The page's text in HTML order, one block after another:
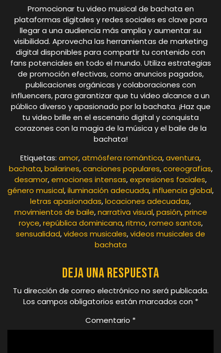
Promocionar tu video musical de bachata en
plataformas digitales y redes sociales es clave para
llegar a una audiencia más amplia y aumentar su
visibilidad. Aprovecha las herramientas de marketing
digital disponibles para compartir tu contenido con
fans potenciales en todo el mundo. Utiliza estrategias
de promoción efectivas, como anuncios pagados,
publicaciones orgánicas y colaboraciones con
influencers, para garantizar que tu video alcance a un
público diverso y apasionado por la bachata. ¡Haz que
tu video brille en el escenario digital y conquista
corazones con la magia de la música y el baile de la
bachata!
Etiquetas: amor,atmósfera romántica,aventura,
bachata,bailarines,canciones populares,coreografías,
desamor,emociones intensas,expresiones faciales,
género musical,iluminación adecuada,influencia global,
letras apasionadas,locaciones adecuadas,
movimientos de baile,narrativa visual,pasión,prince
royce,república dominicana,ritmo,romeo santos,
sensualidad,videos musicales,videos musicales de
bachata
Deja una respuesta
Tu dirección de correo electrónico no será publicada.
Los campos obligatorios están marcados con *
Comentario *